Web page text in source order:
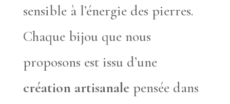
sensible à l’énergie des pierres.
Chaque bijou que nous
proposons est issu d’une
création artisanale pensée dans